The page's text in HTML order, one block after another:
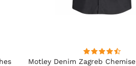
Motley Denim Zagreb